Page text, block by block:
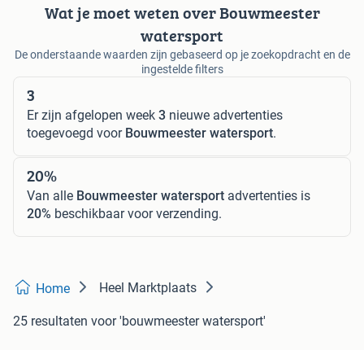
Wat je moet weten over Bouwmeester
watersport
De onderstaande waarden zijn gebaseerd op je zoekopdracht en de
ingestelde filters
3
Er zijn afgelopen week 3 nieuwe advertenties
toegevoegd voor Bouwmeester watersport.
20%
Van alle Bouwmeester watersport advertenties is
20% beschikbaar voor verzending.
Home Heel Marktplaats
25 resultaten voor 'bouwmeester watersport'